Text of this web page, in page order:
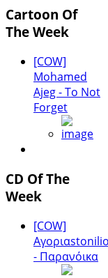
Cartoon Of
The Week
[COW]
Mohamed
Ajeg - To Not
Forget
CD Of The
Week
[COW]
Αγοριαstonilio
- Παρανόικα